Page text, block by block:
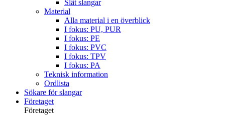
Slät slangar
Material
Alla material i en överblick
I fokus: PU, PUR
I fokus: PE
I fokus: PVC
I fokus: TPV
I fokus: PA
Teknisk information
Ordlista
Sökare för slangar
Företaget
Företaget